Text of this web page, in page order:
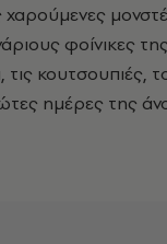
χαρούμενες
φοίνικες
κουτσουπιές,
ημέρες της